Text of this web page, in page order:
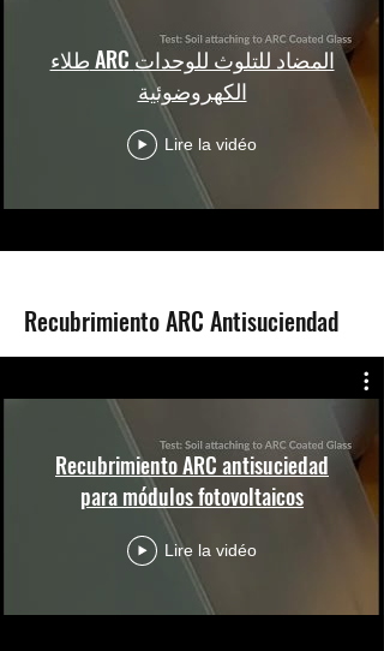
طلاء ARC المضاد للتلوث للوحدات
الكهروضوئية
Lire la vidéo
Recubrimiento ARC Antisuciendad
Recubrimiento ARC antisuciedad
para módulos fotovoltaicos
Lire la vidéo